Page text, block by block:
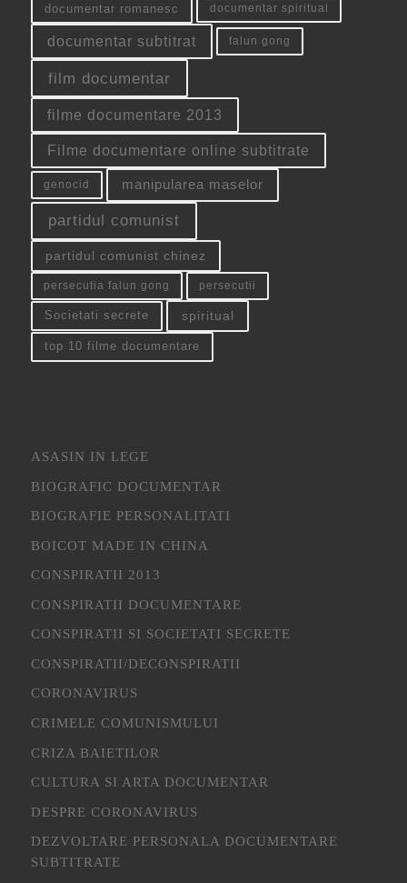
documentar romanesc documentar spiritual
documentar subtitrat falun gong
film documentar
filme documentare 2013
Filme documentare online subtitrate
genocid manipularea maselor
partidul comunist
partidul comunist chinez
persecutia falun gong persecutii
Societati secrete spiritual
top 10 filme documentare
ASASIN IN LEGE
BIOGRAFIC DOCUMENTAR
BIOGRAFIE PERSONALITATI
BOICOT MADE IN CHINA
CONSPIRATII 2013
CONSPIRATII DOCUMENTARE
CONSPIRATII SI SOCIETATI SECRETE
CONSPIRATII/DECONSPIRATII
CORONAVIRUS
CRIMELE COMUNISMULUI
CRIZA BAIETILOR
CULTURA SI ARTA DOCUMENTAR
DESPRE CORONAVIRUS
DEZVOLTARE PERSONALA DOCUMENTARE
SUBTITRATE